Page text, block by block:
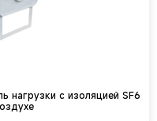
нагрузки с изоляцией SF6